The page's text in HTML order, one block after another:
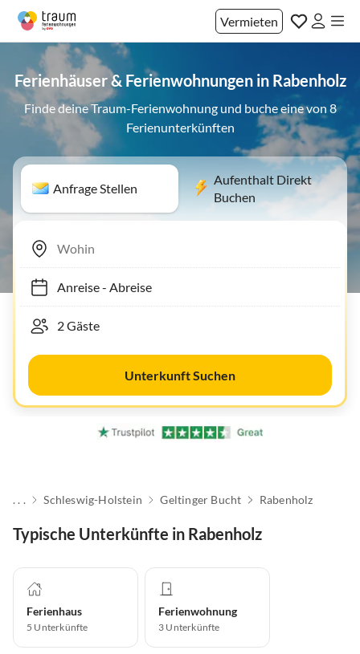
Vermieten
Ferienhäuser & Ferienwohnungen in Rabenholz
Finde deine Traum-Ferienwohnung und buche eine von 8
Ferienunterkünften
Anfrage Stellen
Aufenthalt Direkt
Buchen
Anreise- Abreise
Unterkunft Suchen
. . . Schleswig-Holstein Geltinger Bucht Rabenholz
Typische Unterkünfte in Rabenholz
Ferienhaus
5 Unterkünfte
Ferienwohnung
3 Unterkünfte